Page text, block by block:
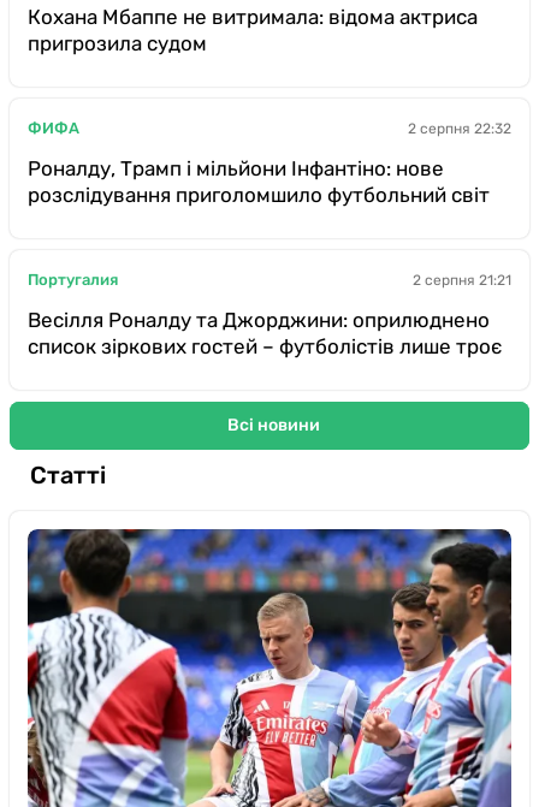
Кохана Мбаппе не витримала: відома актриса
пригрозила судом
ФИФА 2 серпня 22:32
Роналду, Трамп і мільйони Інфантіно: нове
розслідування приголомшило футбольний світ
Португалия 2 серпня 21:21
Весілля Роналду та Джорджини: оприлюднено
список зіркових гостей – футболістів лише троє
Всі новини
Статті